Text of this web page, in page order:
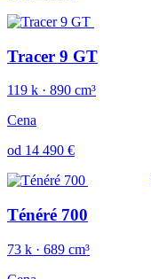
Tracer 9 GT
119 k · 890 cm³
Cena
od 14 490 €
Ténéré 700
73 k · 689 cm³